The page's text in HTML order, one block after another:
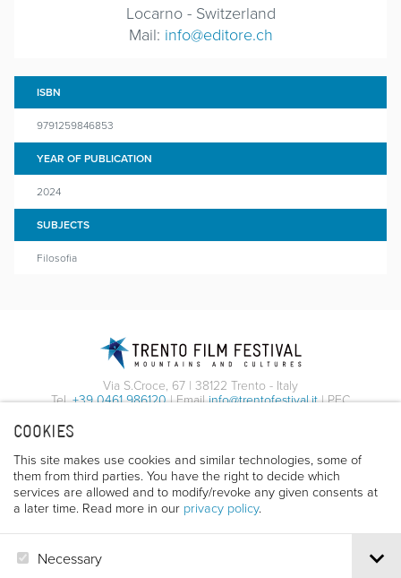
COOKIES
This site makes use cookies and similar technologies, some of
them from third parties. You have the right to decide which
services are allowed and to modify/revoke any given consents at
a later time. Read more in our privacy policy.
Necessary
Locarno - Switzerland
Mail: info@editore.ch
ISBN
9791259846853
YEAR OF PUBLICATION
2024
SUBJECTS
Filosofia
Via S.Croce, 67 | 38122 Trento - Italy
Tel.+39 0461 986120| Emailinfo@trentofestival.it| PEC